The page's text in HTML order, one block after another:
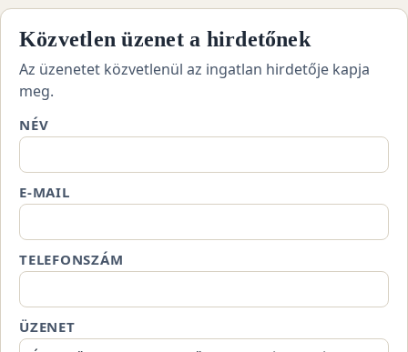
Közvetlen üzenet a hirdetőnek
Az üzenetet közvetlenül az ingatlan hirdetője kapja
meg.
NÉV
E-MAIL
TELEFONSZÁM
ÜZENET